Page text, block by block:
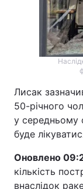
Лисак
50-річного
у середньому
буде
Оновлено
кількість
внаслідок